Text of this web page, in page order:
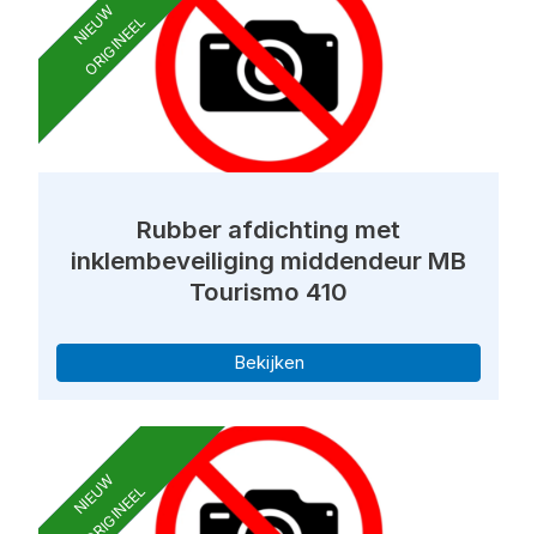
NIEUW
ORIGINEEL
Rubber afdichting met
inklembeveiliging middendeur MB
Tourismo 410
Bekijken
NIEUW
ORIGINEEL